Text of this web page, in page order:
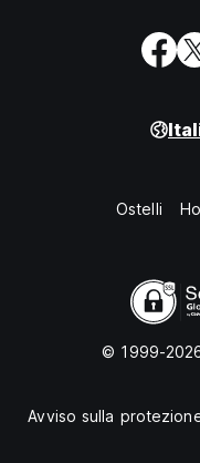
Ostelli
© 1999-
Avviso sulla